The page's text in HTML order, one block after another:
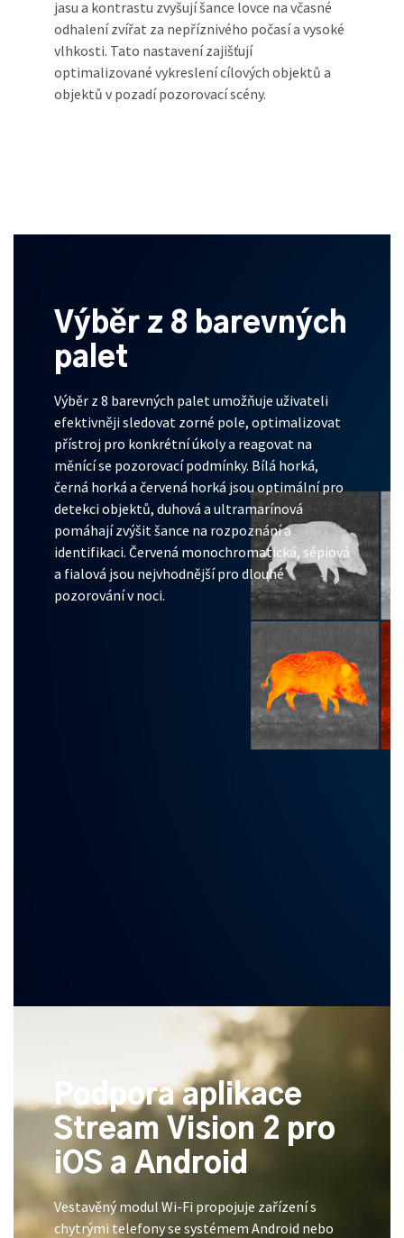
jasu a kontrastu zvyšují šance lovce na včasné
odhalení zvířat za nepříznivého počasí a vysoké
vlhkosti. Tato nastavení zajišťují
optimalizované vykreslení cílových objektů a
objektů v pozadí pozorovací scény.
Výběr z 8 barevných
palet
Výběr z 8 barevných palet umožňuje uživateli
efektivněji sledovat zorné pole, optimalizovat
přístroj pro konkrétní úkoly a reagovat na
měnící se pozorovací podmínky. Bílá horká,
černá horká a červená horká jsou optimální pro
detekci objektů, duhová a ultramarínová
pomáhají zvýšit šance na rozpoznání a
identifikaci. Červená monochromatická, sépiová
a fialová jsou nejvhodnější pro dlouhé
pozorování v noci.
Podpora aplikace
Stream Vision 2 pro
iOS a Android
Vestavěný modul Wi-Fi propojuje zařízení s
chytrými telefony se systémem Android nebo